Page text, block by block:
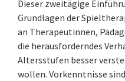
Dieser zweitägige
Grundlagen der
an Therapeutinnen,
die herausforderndes
Altersstufen besser
wollen. Vorkenntnisse